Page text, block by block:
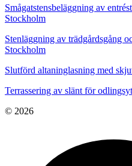
Smågatstensbeläggning av
Stockholm
Stenläggning av trädgårdsgång
Stockholm
Slutförd altaninglasning med
Terrassering av slänt för
© 2026